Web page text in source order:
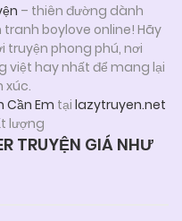
– thiên đường dành
boylove online! Hãy
truyện phong phú, nơi
việt hay nhất để mang lại
xúc.
Cần Em tại lazytruyen.net
lượng
TRUYỆN GIÁ NHƯ